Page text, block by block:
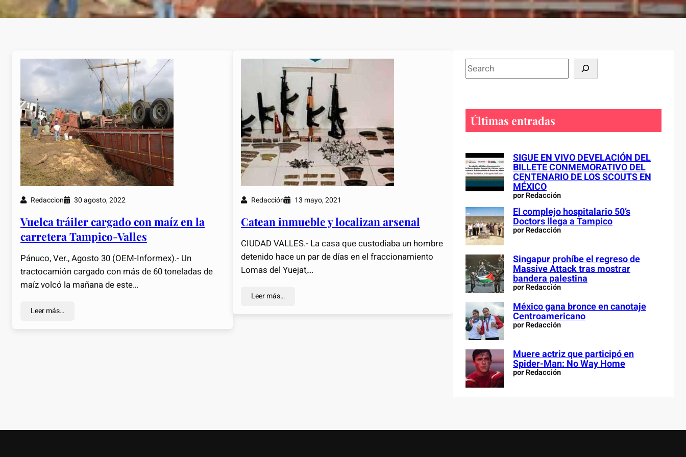
Redaccion 30 agosto, 2022
Vuelca tráiler cargado con maíz en la
carretera Tampico-Valles
Pánuco, Ver., Agosto 30 (OEM-Informex).- Un
tractocamión cargado con más de 60 toneladas de
maíz volcó la mañana de este…
Leer más…
Redacción 13 mayo, 2021
Catean inmueble y localizan arsenal
CIUDAD VALLES.- La casa que custodiaba un hombre
detenido hace un par de días en el fraccionamiento
Lomas del Yuejat,…
Leer más…
S
e
h
Últimas entradas
SIGUE EN VIVO DEVELACIÓN DEL
BILLETE CONMEMORATIVO DEL
CENTENARIO DE LOS SCOUTS EN
MÉXICO
por Redacción
El complejo hospitalario 50’s
Doctors llega a Tampico
por Redacción
Singapur prohíbe el regreso de
Massive Attack tras mostrar
bandera palestina
por Redacción
México gana bronce en canotaje
Centroamericano
por Redacción
Muere actriz que participó en
Spider-Man: No Way Home
por Redacción